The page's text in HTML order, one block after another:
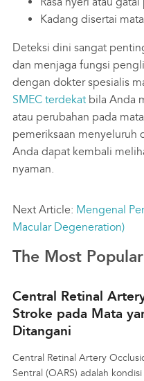
Kadang disertai
Deteksi dini sangat
dan menjaga fungsi
dengan dokter spesialis
SMEC terdekatbila Anda
atau perubahan pada
pemeriksaan menyeluruh
Anda dapat kembali
nyaman.
Next Article: Mengenal
Macular Degeneration)
The Most Popular
Central Retinal
Stroke pada Mata
Ditangani
Central Retinal Artery
Sentral (OARS) adalah